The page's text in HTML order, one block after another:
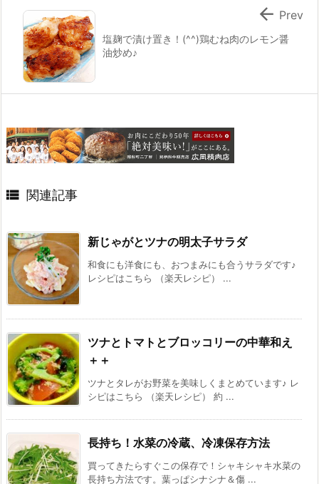
塩麹で漬け置き！(^^)鶏むね肉のレモン醤
油炒め♪
 Prev
 関連記事
新じゃがとツナの明太子サラダ
和食にも洋食にも、おつまみにも合うサラダです♪
レシピはこちら （楽天レシピ） ...
ツナとトマトとブロッコリーの中華和え
＋＋
ツナとタレがお野菜を美味しくまとめています♪ レ
シピはこちら （楽天レシピ） 約 ...
長持ち！水菜の冷蔵、冷凍保存方法
買ってきたらすぐこの保存で！シャキシャキ水菜の
長持ち方法です。葉っぱシナシナ＆傷 ...